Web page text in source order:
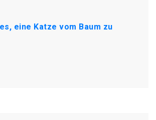
eine Katze vom Baum zu